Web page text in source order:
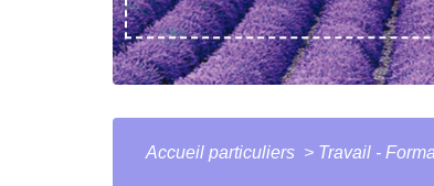
Accueil particuliers > Travail -